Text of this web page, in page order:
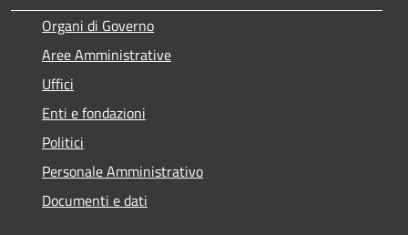
Organi di Governo
Aree Amministrative
Uffici
Enti e fondazioni
Politici
Personale Amministrativo
Documenti e dati